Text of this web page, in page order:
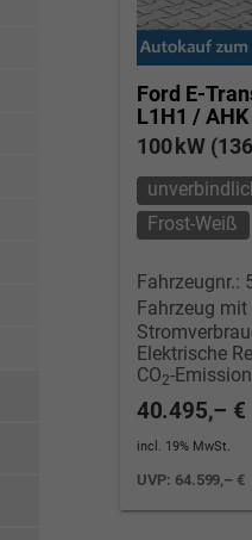
Ford E-
L1H1 /
100 kW
Frost-Weiß
Fahrzeugnr.:
Fahrzeug
Elektrische
CO2-
40.495,– €
incl. 19% MwSt.
UVP: 64.599,– €